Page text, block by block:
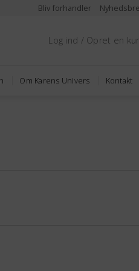
Bliv forhandler
Log ind / Opret en
Om Karens Univers Kontakt